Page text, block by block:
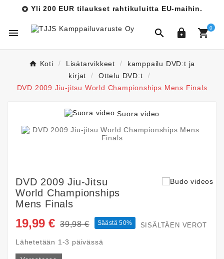
 Yli 200 EUR tilaukset rahtikuluitta EU-maihin.
   0
Koti Lisätarvikkeet
kamppailu DVD:t ja
kirjat
Ottelu DVD:t
DVD 2009 Jiu-jitsu World Championships Mens Finals
Suora video
DVD 2009 Jiu-Jitsu
World Championships
Mens Finals
19,99 € 39,98 € Säästä 50% SISÄLTÄEN VEROT
Lähetetään 1-3 päivässä